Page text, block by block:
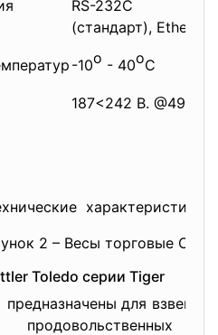
RS-232C
(стандарт),
-10o - 40oC
187<242 В. @49<51
характеристики
2 – Весы торговые CAS
Toledo серии Tiger
для